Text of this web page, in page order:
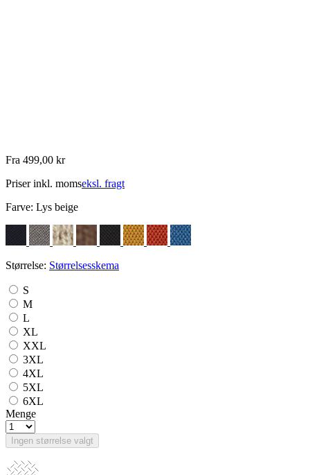
Fra 499,00 kr
Priser inkl. momseksl. fragt
Farve: Lys beige
Størrelse: Størrelsesskema
S
M
L
XL
XXL
3XL
4XL
5XL
6XL
Menge
Ingen størrelse valgt